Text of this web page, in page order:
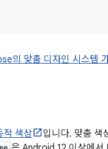
의 맞춤 디자인 시스템
적 색상
입니다. 맞춤 색